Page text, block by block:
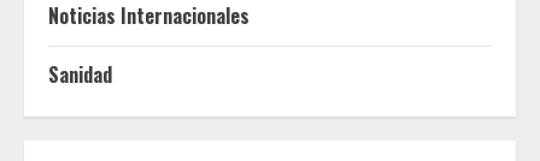
Noticias Internacionales
Sanidad